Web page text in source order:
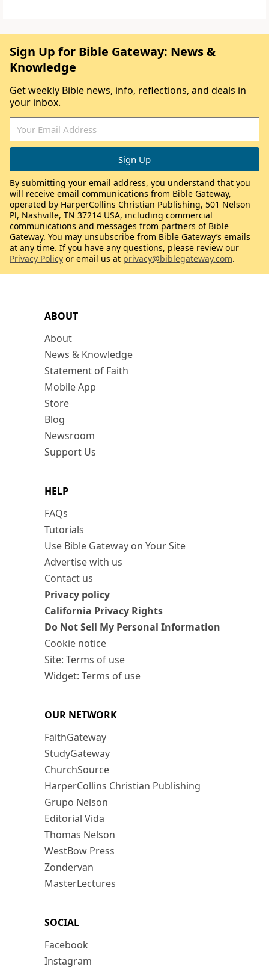
ABOUT
About
News & Knowledge
Statement of Faith
Mobile App
Store
Blog
Newsroom
Support Us
HELP
FAQs
Tutorials
Use Bible Gateway on Your Site
Advertise with us
Contact us
Privacy policy
California Privacy Rights
Do Not Sell My Personal Information
Cookie notice
Site: Terms of use
Widget: Terms of use
OUR NETWORK
FaithGateway
StudyGateway
ChurchSource
HarperCollins Christian Publishing
Grupo Nelson
Editorial Vida
Thomas Nelson
WestBow Press
Zondervan
MasterLectures
SOCIAL
Facebook
Instagram
Sign Up for Bible Gateway: News &
Knowledge
Get weekly Bible news, info, reflections, and deals in
your inbox.
By submitting your email address, you understand that you
will receive email communications from Bible Gateway,
operated by HarperCollins Christian Publishing, 501 Nelson
Pl, Nashville, TN 37214 USA, including commercial
communications and messages from partners of Bible
Gateway. You may unsubscribe from Bible Gateway’s emails
at any time. If you have any questions, please review our
Privacy Policy or email us at privacy@biblegateway.com.